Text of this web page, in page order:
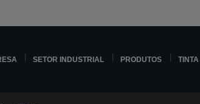
SETOR INDUSTRIAL PRODUTOS TINTA